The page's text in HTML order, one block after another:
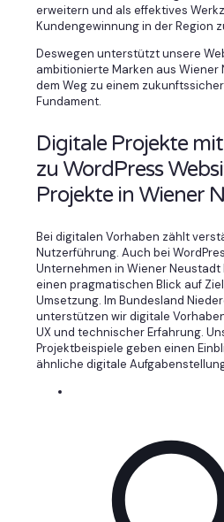
erweitern und als effektives
Kundengewinnung in der Region
Deswegen unterstützt unsere
ambitionierte Marken aus Wiener
dem Weg zu einem
Fundament.
Digitale Projekte
zu WordPress
Projekte in Wiener
Bei digitalen Vorhaben zählt
Nutzerführung. Auch bei
Unternehmen in Wiener
einen pragmatischen Blick auf
Umsetzung. Im Bundesland
unterstützen wir digitale
UX und technischer Erfahrung.
Projektbeispiele geben einen
ähnliche digitale